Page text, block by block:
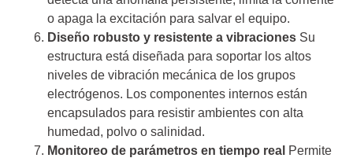
o apaga la excitación para salvar el equipo.
Diseño robusto y resistente a vibraciones Su
estructura está diseñada para soportar los altos
niveles de vibración mecánica de los grupos
electrógenos. Los componentes internos están
encapsulados para resistir ambientes con alta
humedad, polvo o salinidad.
Monitoreo de parámetros en tiempo real Permite